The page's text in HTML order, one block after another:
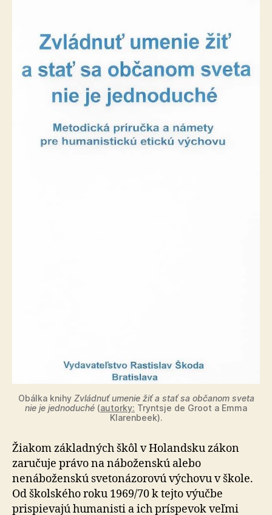
Obálka knihy Zvládnuť umenie žiť a stať sa občanom sveta
nie je jednoduché (autorky: Tryntsje de Groot a Emma
Klarenbeek).
Žiakom základných škôl v Holandsku zákon
zaručuje prá­vo na náboženskú alebo
nenáboženskú svetonázorovú výchovu v škole.
Od školského roku 1969/70 k tejto výučbe
prispievajú humanisti a ich príspevok veľmi